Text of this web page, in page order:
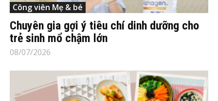
Công viên Mẹ & bé
Chuyên gia gợi ý tiêu chí dinh dưỡng cho
trẻ sinh mổ chậm lớn
08/07/2026